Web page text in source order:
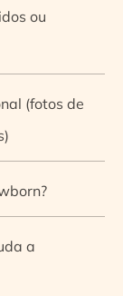
ou
(fotos de
a